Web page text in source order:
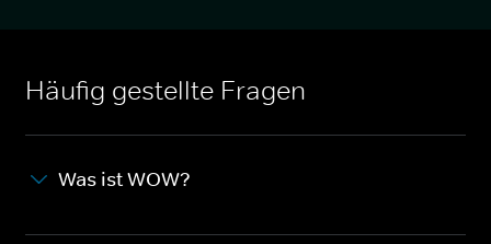
Häufig gestellte Fragen
Was ist WOW?